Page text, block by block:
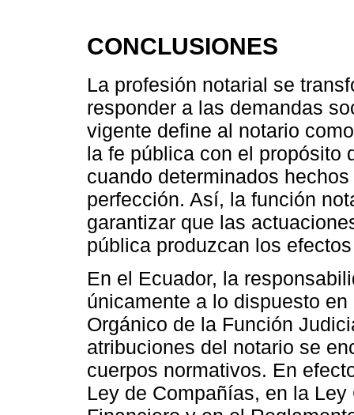
CONCLUSIONES
La profesión notarial se
responder a las demandas
vigente define al notario
la fe pública con el propósito
cuando determinados
perfección. Así, la función
garantizar que las
pública produzcan los
En el Ecuador, la
únicamente a lo dispuesto
Orgánico de la Función
atribuciones del notario se
cuerpos normativos. En
Ley de Compañías, en la